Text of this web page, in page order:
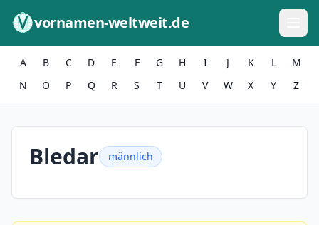
vornamen-weltweit.de
A B C D E F G H I J K L
M
N
O P Q R S T U V W X Y Z
Bledar männlich